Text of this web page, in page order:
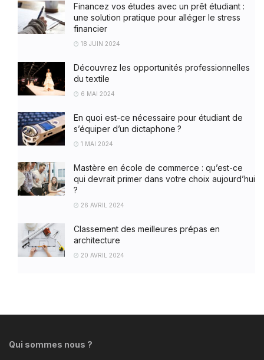
Financez vos études avec un prêt étudiant :
une solution pratique pour alléger le stress
financier
18 JUIN 2024
Découvrez les opportunités professionnelles
du textile
6 MAI 2024
En quoi est-ce nécessaire pour étudiant de
s’équiper d’un dictaphone ?
1 MAI 2024
Mastère en école de commerce : qu’est-ce
qui devrait primer dans votre choix aujourd’hui
?
26 AVRIL 2024
Classement des meilleures prépas en
architecture
20 AVRIL 2024
Qui sommes nous ?